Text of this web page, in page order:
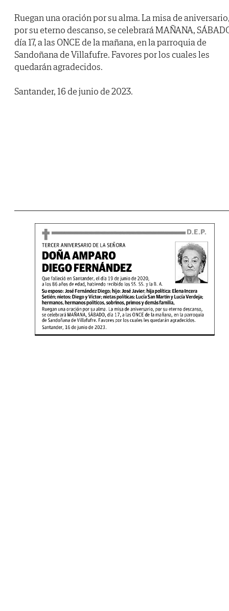
Ruegan una oración por su alma. La misa de
por su eterno descanso, se celebrará MAÑANA,
día 17, a las ONCE de la mañana, en la parroquia de
Sandoñana de Villafufre. Favores por los cuales les
quedarán agradecidos.
Santander, 16 de junio de 2023.